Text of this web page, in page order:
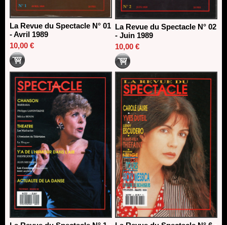
La Revue du Spectacle N° 01
- Avril 1989
10,00 €
La Revue du Spectacle N° 02
- Juin 1989
10,00 €